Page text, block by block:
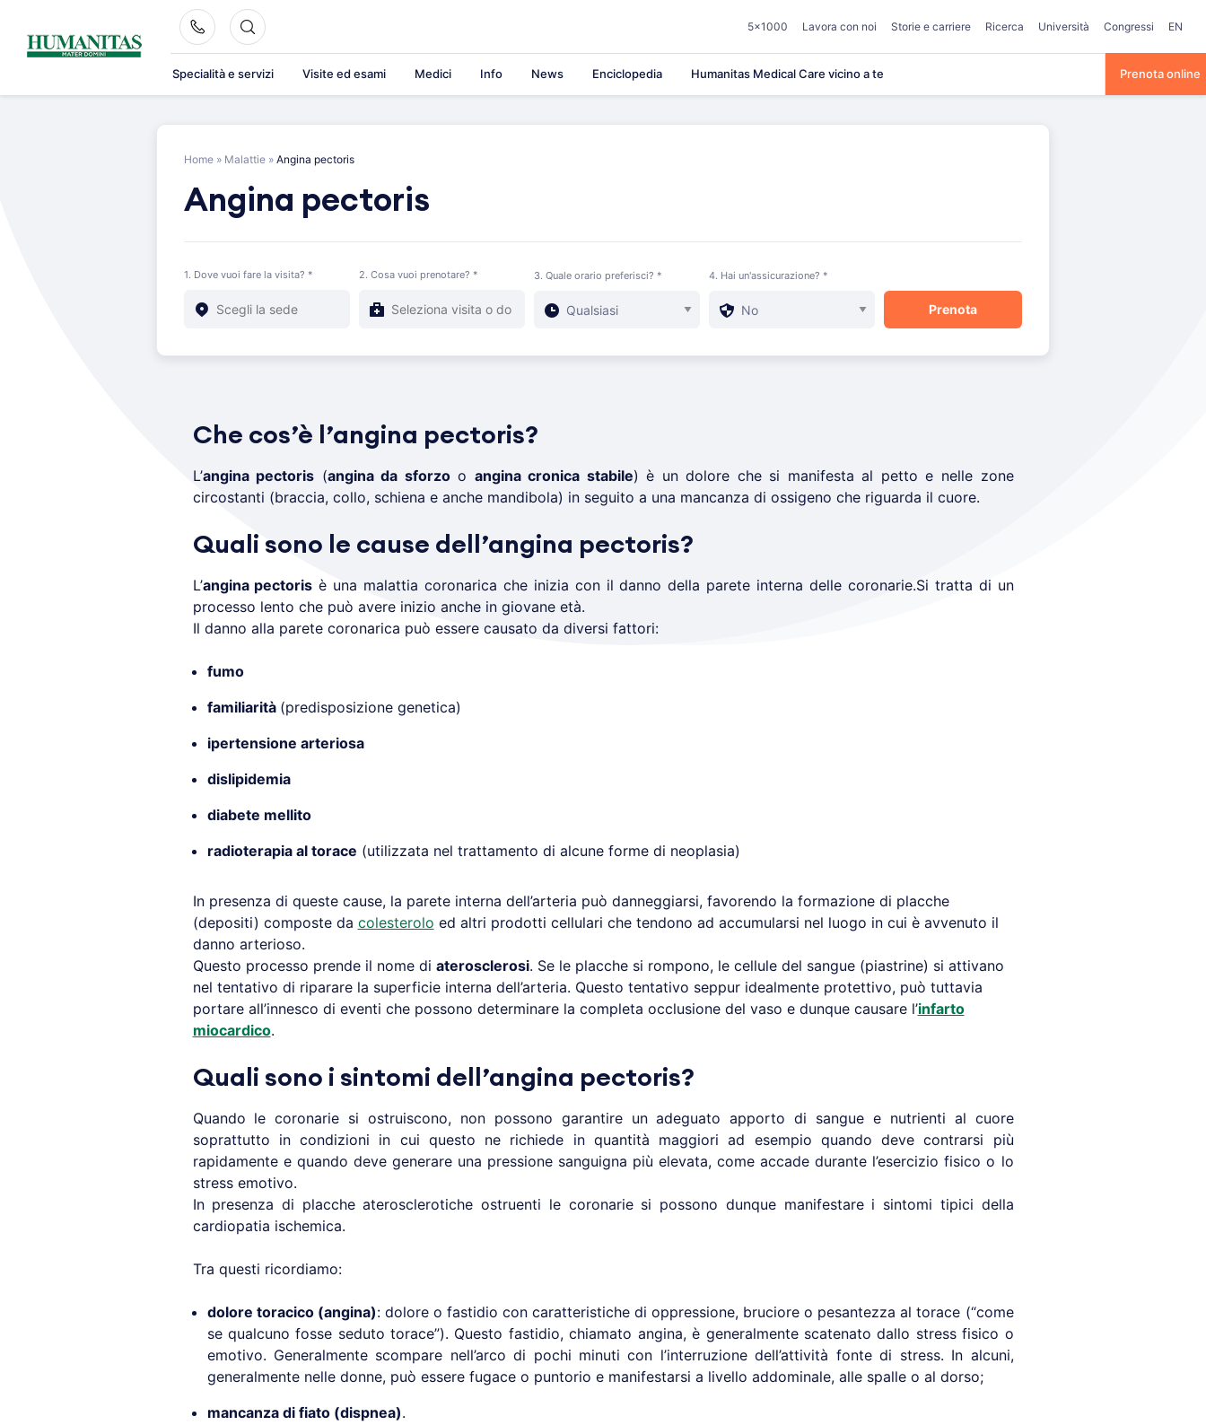
content
5×1000 Lavora con noi Storie e carriere Ricerca Università Congressi EN
Specialità e servizi Visite ed esami Medici Info News Enciclopedia Humanitas Medical Care vicino a te Prenota online
Home » Malattie » Angina pectoris
Angina pectoris
1. Dove vuoi fare la visita? * 2. Cosa vuoi prenotare? * 3. Quale orario preferisci? * 4. Hai un'assicurazione? *
Che cos’è l’angina pectoris?
L’angina pectoris (angina da sforzoo angina cronica stabile) è un dolore che si manifesta al petto e nelle zone
circostanti (braccia, collo, schiena e anche mandibola) in seguito a una mancanza di ossigeno che riguarda il cuore.
Quali sono le cause dell’angina pectoris?
L’angina pectoris è una malattia coronarica che inizia con il danno della parete interna delle coronarie.Si tratta di un
processo lento che può avere inizio anche in giovane età.
Il danno alla parete coronarica può essere causato da diversi fattori:
fumo
familiarità (predisposizione genetica)
ipertensione arteriosa
dislipidemia
diabete mellito
radioterapia al torace (utilizzata nel trattamento di alcune forme di neoplasia)
In presenza di queste cause, la parete interna dell’arteria può danneggiarsi, favorendo la formazione di placche
(depositi) composte da colesterolo ed altri prodotti cellulari che tendono ad accumularsi nel luogo in cui è avvenuto il
danno arterioso.
Questo processo prende il nome di aterosclerosi. Se le placche si rompono, le cellule del sangue (piastrine) si attivano
nel tentativo di riparare la superficie interna dell’arteria. Questo tentativo seppur idealmente protettivo, può tuttavia
portare all’innesco di eventi che possono determinare la completa occlusione del vaso e dunque causare l’infarto
miocardico.
Quali sono i sintomi dell’angina pectoris?
Quando le coronarie si ostruiscono, non possono garantire un adeguato apporto di sangue e nutrienti al cuore
soprattutto in condizioni in cui questo ne richiede in quantità maggiori ad esempio quando deve contrarsi più
rapidamente e quando deve generare una pressione sanguigna più elevata, come accade durante l’esercizio fisico o lo
stress emotivo.
In presenza di placche aterosclerotiche ostruenti le coronarie si possono dunque manifestare i sintomi tipici della
cardiopatia ischemica.
Tra questi ricordiamo:
dolore toracico (angina): dolore o fastidio con caratteristiche di oppressione, bruciore o pesantezza al torace (“come
se qualcuno fosse seduto torace”). Questo fastidio, chiamato angina, è generalmente scatenato dallo stress fisico o
emotivo. Generalmente scompare nell’arco di pochi minuti con l’interruzione dell’attività fonte di stress. In alcuni,
generalmente nelle donne, può essere fugace o puntorio e manifestarsi a livello addominale, alle spalle o al dorso;
mancanza di fiato (dispnea).